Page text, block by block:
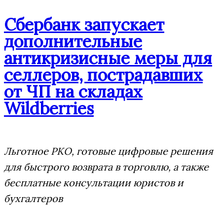
Сбербанк запускает
дополнительные
антикризисные меры для
селлеров, пострадавших
от ЧП на складах
Wildberries
Льготное РКО, готовые цифровые решения
для быстрого возврата в торговлю, а также
бесплатные консультации юристов и
бухгалтеров